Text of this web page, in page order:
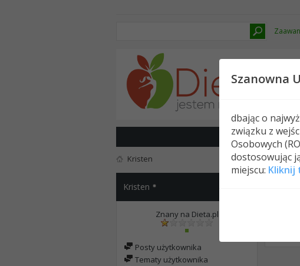
Kristen
Kristen
Znany na Dieta.pl
Posty użytkownika
Tematy użytkownika
Szanowna
dbając o
związku z
Osobowych
dostosowując
miejscu: Kliknij